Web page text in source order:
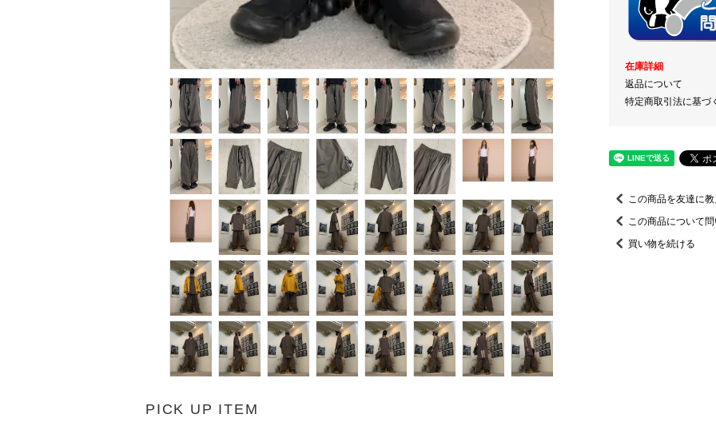
PICK UP ITEM
在庫詳細
返品について
特定商取引法に基づ
この商品を友達に
この商品について
買い物を続ける